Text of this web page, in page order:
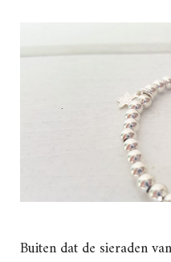
Buiten dat de sieraden van